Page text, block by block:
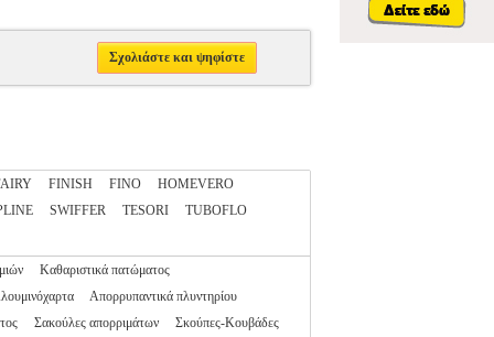
Σχολιάστε και ψηφίστε
FINISH FINO
HOMEVERO
SWIFFER TESORI
TUBOFLO
Καθαριστικά πατώματος
Απορρυπαντικά πλυντηρίου
Σακούλες απορριμάτων
Σκούπες-Κουβάδες